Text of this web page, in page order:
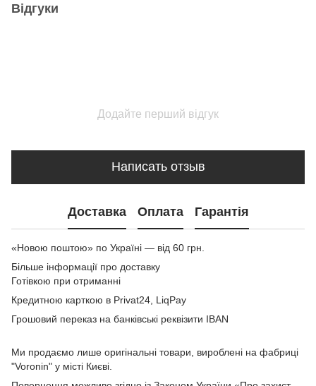
Відгуки
Додайте перший відгук
Написать отзыв
Доставка Оплата Гарантія
«Новою поштою» по Україні — від 60 грн.
Більше інформації про доставку
Готівкою при отриманні
Кредитною карткою в Privat24, LiqPay
Грошовий переказ на банківські реквізити IBAN
Ми продаємо лише оригінальні товари, вироблені на фабриці
"Voronin" у місті Києві.